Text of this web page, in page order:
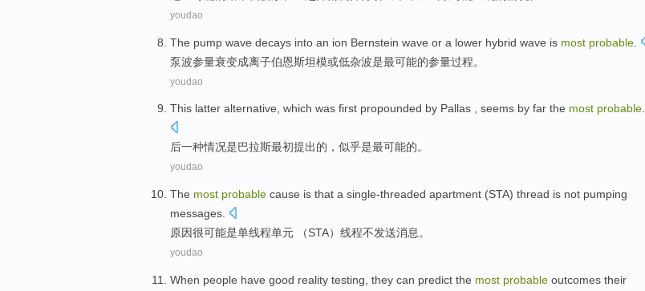
youdao
The pump wave decays into an ion Bernstein wave or a lower hybrid wave is most probable
泵波参量衰变成离子伯恩斯坦模或低杂波是最可能的参量过程。
youdao
This latter alternative, which was first propounded by Pallas , seems by far the most probable.
后一种情况是巴拉斯最初提出的， 似乎是最可能的。
youdao
The most probable cause is that a single-threaded apartment (STA) thread is not pumping
messages
原因很可能是单线程单元 （STA） 线程不发送消息。
youdao
When people have good reality testing they can predict the most probable outcomes their